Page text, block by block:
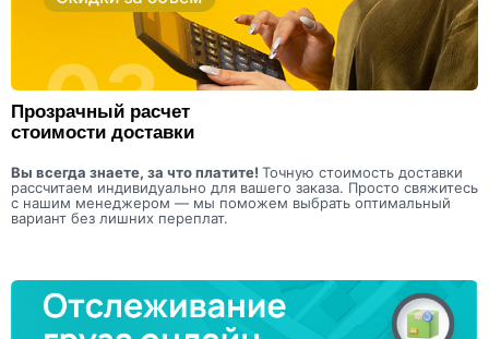
Прозрачный расчет
стоимости доставки
Вы всегда знаете, за что платите! Точную стоимость доставки
рассчитаем индивидуально для вашего заказа. Просто свяжитесь
с нашим менеджером — мы поможем выбрать оптимальный
вариант без лишних переплат.